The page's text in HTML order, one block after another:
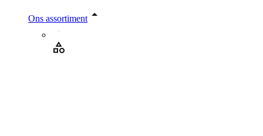
Ons assortiment